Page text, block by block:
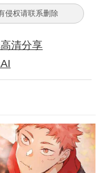
侵权请联系删除
清分享